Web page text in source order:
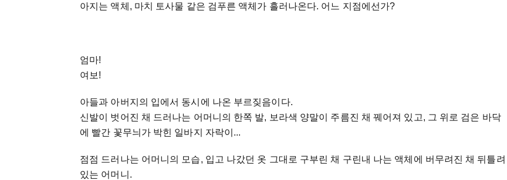
아지는 액체, 마치 토사물 같은 검푸른 액체가 흘러나온다. 어느 지점에선가?
엄마!
여보!
아들과 아버지의 입에서 동시에 나온 부르짖음이다.
신발이 벗어진 채 드러나는 어머니의 한쪽 발, 보라색 양말이 주름진 채 꿰어져 있고, 그 위로 검은 바닥
에 빨간 꽃무늬가 박힌 일바지 자락이...
점점 드러나는 어머니의 모습, 입고 나갔던 옷 그대로 구부린 채 구린내 나는 액체에 버무려진 채 뒤틀려
있는 어머니.